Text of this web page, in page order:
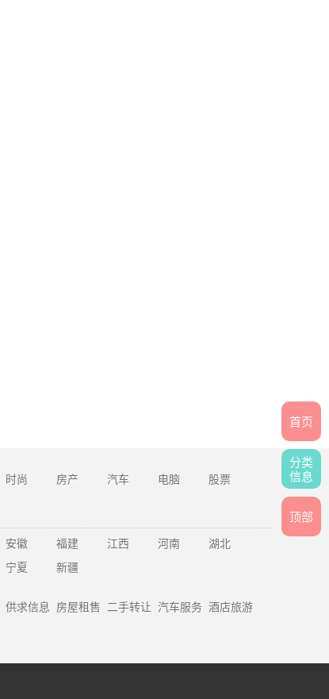
首页
分类
信息
顶部
时尚 房产 汽车 电脑
股票
安徽 福建 江西 河南
湖北
宁夏 新疆
供求信息 房屋租售 二手转让 汽车服务 酒店旅游